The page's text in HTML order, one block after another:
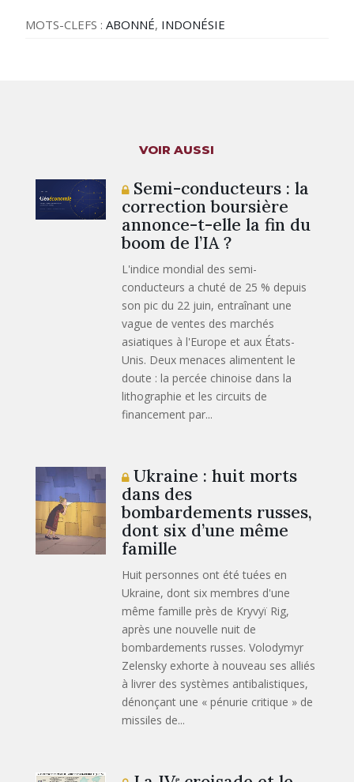
MOTS-CLEFS :ABONNÉ, INDONÉSIE
VOIR AUSSI
Semi-conducteurs : la
correction boursière
annonce-t-elle la fin du
boom de l’IA ?
L'indice mondial des semi-
conducteurs a chuté de 25 % depuis
son pic du 22 juin, entraînant une
vague de ventes des marchés
asiatiques à l'Europe et aux États-
Unis. Deux menaces alimentent le
doute : la percée chinoise dans la
lithographie et les circuits de
financement par...
Ukraine : huit morts
dans des
bombardements russes,
dont six d’une même
famille
Huit personnes ont été tuées en
Ukraine, dont six membres d'une
même famille près de Kryvyï Rig,
après une nouvelle nuit de
bombardements russes. Volodymyr
Zelensky exhorte à nouveau ses alliés
à livrer des systèmes antibalistiques,
dénonçant une « pénurie critique » de
missiles de...